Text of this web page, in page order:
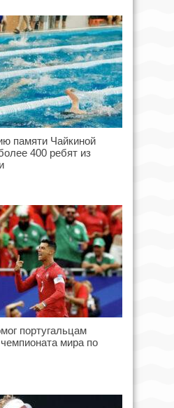
памяти Чайкиной
400 ребят из
португальцам
мира по